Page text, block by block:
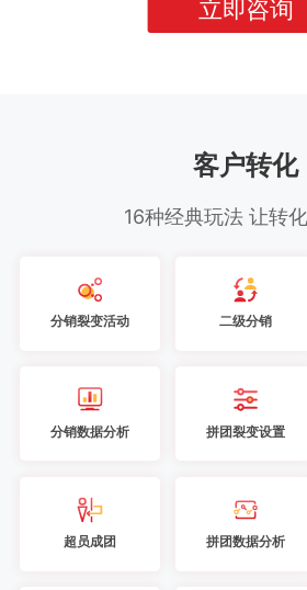
立即咨询
客户转化
16种经典玩法 让转
分销裂变活动 二级分销
分销数据分析 拼团裂变设置
超员成团 拼团数据分析